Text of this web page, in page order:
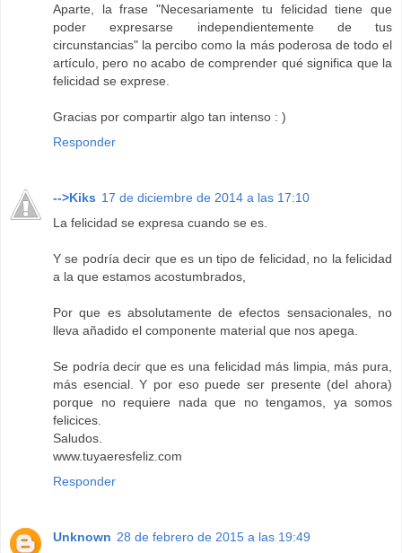
Aparte, la frase "Necesariamente tu felicidad tiene que
poder expresarse independientemente de tus
circunstancias" la percibo como la más poderosa de todo el
artículo, pero no acabo de comprender qué significa que la
felicidad se exprese.
Gracias por compartir algo tan intenso : )
Responder
-->Kiks 17 de diciembre de 2014 a las 17:10
La felicidad se expresa cuando se es.
Y se podría decir que es un tipo de felicidad, no la felicidad
a la que estamos acostumbrados,
Por que es absolutamente de efectos sensacionales, no
lleva añadido el componente material que nos apega.
Se podría decir que es una felicidad más limpia, más pura,
más esencial. Y por eso puede ser presente (del ahora)
porque no requiere nada que no tengamos, ya somos
felicices.
Saludos.
www.tuyaeresfeliz.com
Responder
Unknown 28 de febrero de 2015 a las 19:49